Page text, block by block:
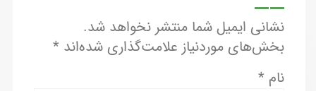
نشانی ایمیل شما منتشر نخواهد شد.
بخش‌های موردنیاز علامت‌گذاری شده‌اند *
نام *